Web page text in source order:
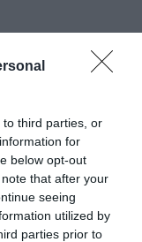
third parties, or
for
below opt-out
that after your
seeing
utilized by
parties prior to